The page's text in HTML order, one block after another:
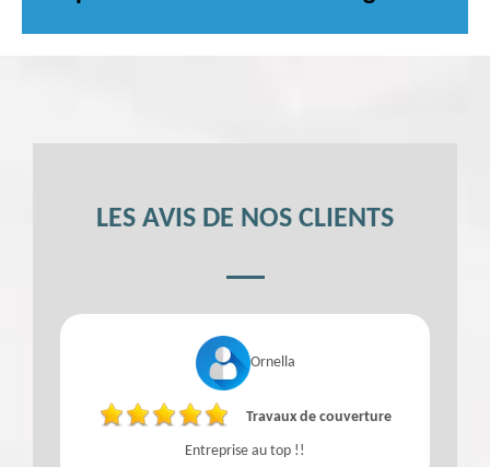
LES AVIS DE NOS CLIENTS
Ornella
Travaux de couverture
Entreprise au top !!